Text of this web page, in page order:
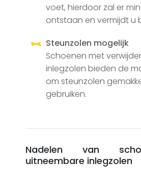
voet, hierdoor zal er
ontstaan en vermijdt u
Steunzolen mogelijk
Schoenen met
inlegzolen bieden de
om steunzolen
gebruiken.
Nadelen van
uitneembare inlegzolen